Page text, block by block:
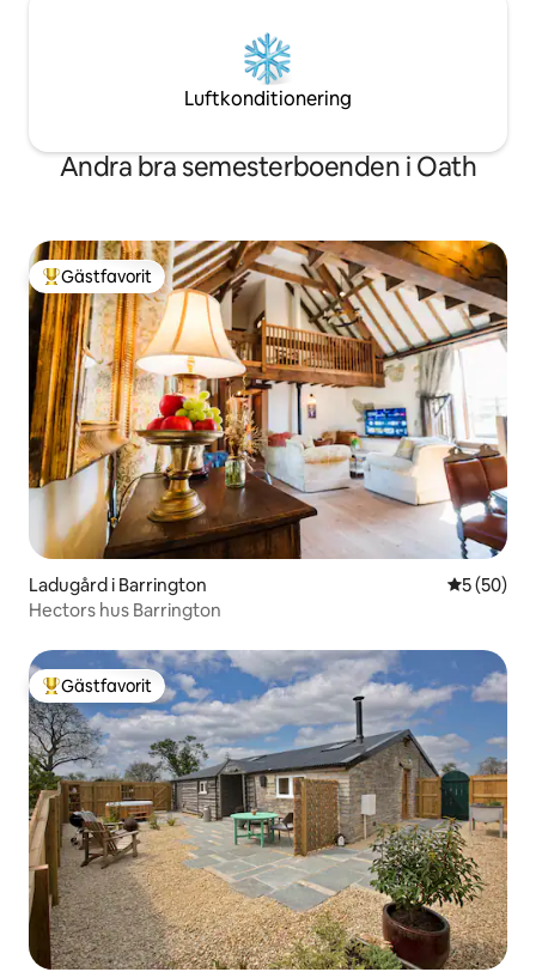
Luftkonditionering
Andra bra semesterboenden i Oath
Populär gästfavorit
Gästfavorit
Ladugård i Barrington 5 av 5 i
5 (50)
Hectors hus Barrington
Populär gästfavorit
Gästfavorit